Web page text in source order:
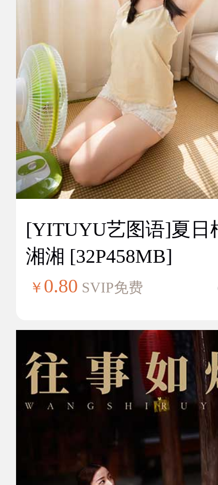
[YITUYU艺图语]夏日
湘湘 [32P458MB]
￥ 0.80 SVIP免费